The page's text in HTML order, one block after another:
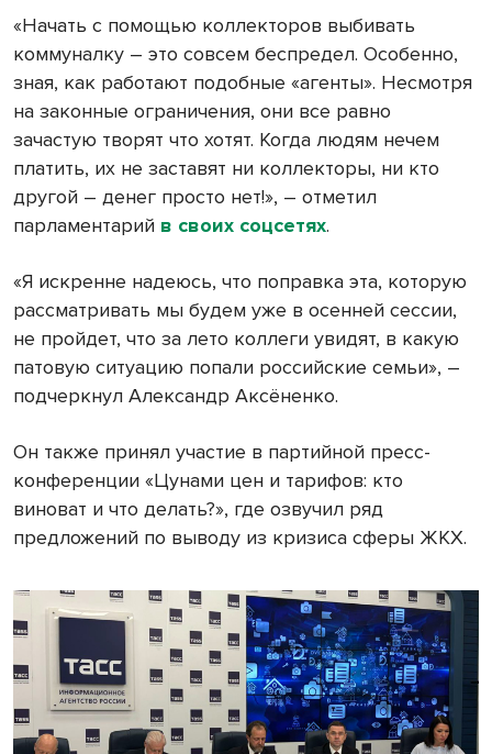
«Начать с помощью коллекторов выбивать
коммуналку – это совсем беспредел. Особенно,
зная, как работают подобные «агенты». Несмотря
на законные ограничения, они все равно
зачастую творят что хотят. Когда людям нечем
платить, их не заставят ни коллекторы, ни кто
другой – денег просто нет!», – отметил
парламентарий в своих соцсетях.
«Я искренне надеюсь, что поправка эта, которую
рассматривать мы будем уже в осенней сессии,
не пройдет, что за лето коллеги увидят, в какую
патовую ситуацию попали российские семьи», –
подчеркнул Александр Аксёненко.
Он также принял участие в партийной пресс-
конференции «Цунами цен и тарифов: кто
виноват и что делать?», где озвучил ряд
предложений по выводу из кризиса сферы ЖКХ.